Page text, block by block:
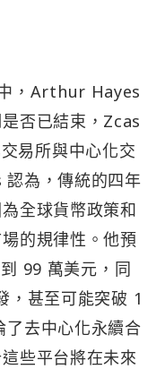
，Arthur Hayes
否已結束，Zcas
易所與中心化交
為，傳統的四年
全球貨幣政策和
的規律性。他預
99 萬美元，同
，甚至可能突破 1
去中心化永續合
些平台將在未來